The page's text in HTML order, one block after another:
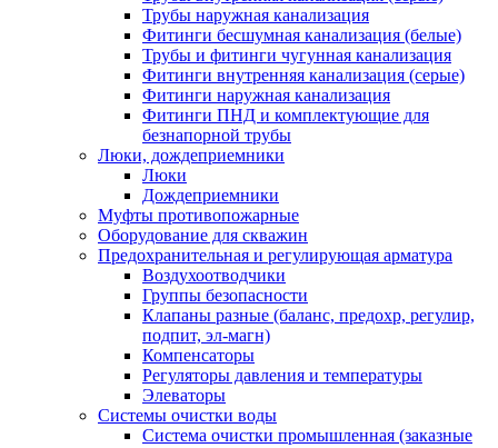
Трубы наружная канализация
Фитинги бесшумная канализация (белые)
Трубы и фитинги чугунная канализация
Фитинги внутренняя канализация (серые)
Фитинги наружная канализация
Фитинги ПНД и комплектующие для
безнапорной трубы
Люки, дождеприемники
Люки
Дождеприемники
Муфты противопожарные
Оборудование для скважин
Предохранительная и регулирующая арматура
Воздухоотводчики
Группы безопасности
Клапаны разные (баланс, предохр, регулир,
подпит, эл-магн)
Компенсаторы
Регуляторы давления и температуры
Элеваторы
Системы очистки воды
Система очистки промышленная (заказные